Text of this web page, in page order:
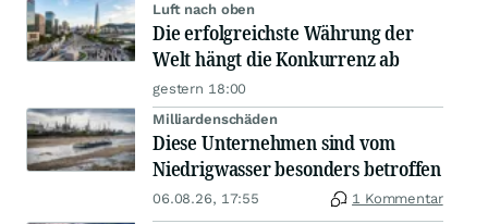
Luft nach oben
Die erfolgreichste Währung der
Welt hängt die Konkurrenz ab
gestern 18:00
Milliardenschäden
Diese Unternehmen sind vom
Niedrigwasser besonders betroffen
06.08.26, 17:55 1 Kommentar